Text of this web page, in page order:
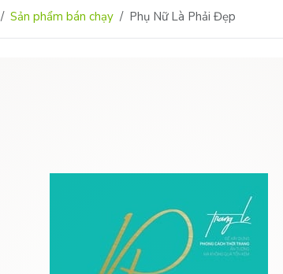
Sản phẩm bán chạy Phụ Nữ Là Phải Đẹp